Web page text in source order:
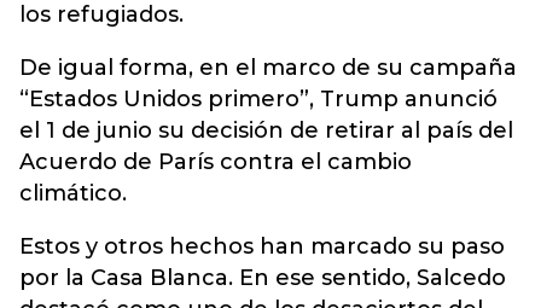
los refugiados.
De igual forma, en el marco de su campaña
“Estados Unidos primero”, Trump anunció
el 1 de junio su decisión de retirar al país del
Acuerdo de París contra el cambio
climático.
Estos y otros hechos han marcado su paso
por la Casa Blanca. En ese sentido, Salcedo